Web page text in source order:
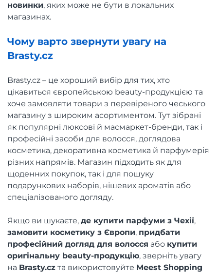
новинки, яких може не бути в локальних
магазинах.
Чому варто звернути увагу на
Brasty.cz
Brasty.cz – це хороший вибір для тих, хто
цікавиться європейською beauty-продукцією та
хоче замовляти товари з перевіреного чеського
магазину з широким асортиментом. Тут зібрані
як популярні люксові й масмаркет-бренди, так і
професійні засоби для волосся, доглядова
косметика, декоративна косметика й парфумерія
різних напрямів. Магазин підходить як для
щоденних покупок, так і для пошуку
подарункових наборів, нішевих ароматів або
спеціалізованого догляду.
Якщо ви шукаєте, де купити парфуми з Чехії,
замовити косметику з Європи, придбати
професійний догляд для волосся або купити
оригінальну beauty-продукцію, зверніть увагу
на Brasty.cz та використовуйте Meest Shopping